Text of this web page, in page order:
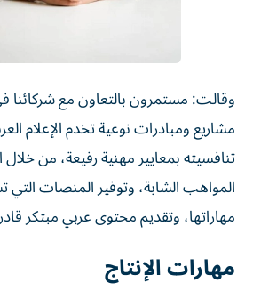
وقالت: مستمرون بالتعاون مع شركائنا
مشاريع ومبادرات نوعية تخدم الإعلام
تنافسيته بمعايير مهنية رفيعة، من
المواهب الشابة، وتوفير المنصات
مهاراتها، وتقديم محتوى عربي مبتكر قادر
مهارات الإنتاج